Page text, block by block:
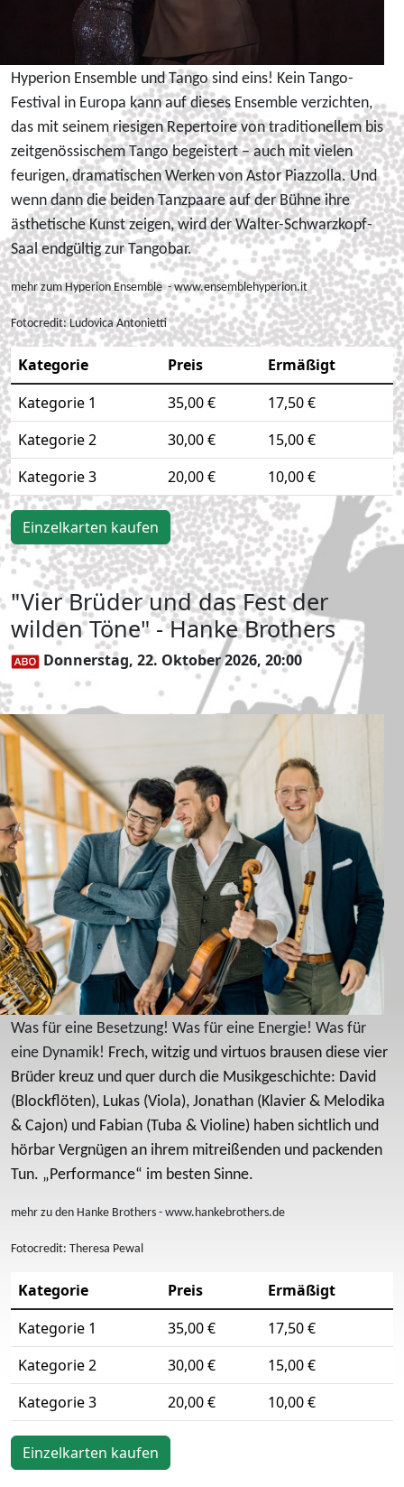
Hyperion Ensemble und Tango sind eins! Kein Tango-
Festival in Europa kann auf dieses Ensemble verzichten,
das mit seinem riesigen Repertoire von traditionellem bis
zeitgenössischem Tango begeistert – auch mit vielen
feurigen, dramatischen Werken von Astor Piazzolla. Und
wenn dann die beiden Tanzpaare auf der Bühne ihre
ästhetische Kunst zeigen, wird der Walter-Schwarzkopf-
Saal endgültig zur Tangobar.
mehr zum Hyperion Ensemble - www.ensemblehyperion.it
Fotocredit: Ludovica Antonietti
Kategorie Preis
Ermäßigt
Kategorie 1
35,00 €
17,50 €
Kategorie 2
30,00 €
15,00 €
Kategorie 3
20,00 € 10,00 €
Einzelkarten kaufen
"Vier Brüder und das Fest der
wilden Töne" - Hanke Brothers
Donnerstag, 22. Oktober 2026, 20:00
Was für eine Besetzung! Was für eine Energie! Was für
eine Dynamik! Frech, witzig und virtuos brausen diese vier
Brüder kreuz und quer durch die Musikgeschichte: David
(Blockflöten), Lukas (Viola), Jonathan (Klavier & Melodika
& Cajon) und Fabian (Tuba & Violine) haben sichtlich und
hörbar Vergnügen an ihrem mitreißenden und packenden
Tun. „Performance“ im besten Sinne.
mehr zu den Hanke Brothers - www.hankebrothers.de
Fotocredit: Theresa Pewal
Kategorie Preis
Ermäßigt
Kategorie 1
35,00 €
17,50 €
Kategorie 2
30,00 €
15,00 €
Kategorie 3
20,00 € 10,00 €
Einzelkarten kaufen